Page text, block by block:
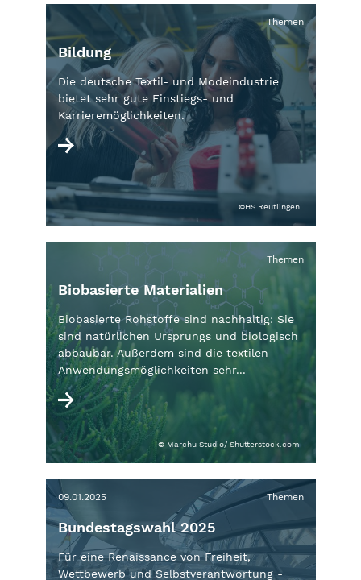
©HS Reutlingen
Themen
Bildung
Die deutsche Textil- und Modeindustrie
bietet sehr gute Einstiegs- und
Karrieremöglichkeiten.
© Marchu Studio/ Shutterstock.com
Themen
Biobasierte Materialien
Biobasierte Rohstoffe sind nachhaltig: Sie
sind natürlichen Ursprungs und biologisch
abbaubar. Außerdem sind die textilen
Anwendungsmöglichkeiten sehr...
09.01.2025 Themen
Bundestagswahl 2025
Für eine Renaissance von Freiheit,
Wettbewerb und Selbstverantwortung -